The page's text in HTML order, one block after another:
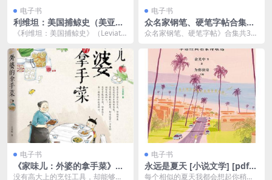
电子书
利维坦：美国捕鲸史（美亚历
史类年度十大好书）
《利维坦：美国捕鲸史》（Leviath
电子书
众名家钢笔、硬笔字帖合集共
30套，超高清PDF
众名家钢笔、硬笔字帖》合集共30
电子书
《家味儿：外婆的拿手菜》离
家越远牵绊越紧[pdf]
没有高大上的烹饪工具，却能够烹
电子书
永远是夏天 [ 小说文学] [pdf
+全格式]
每个相似的夏天我都会想起你稍纵